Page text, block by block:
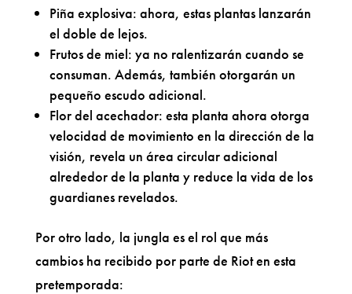
Piña explosiva: ahora, estas plantas lanzarán
el doble de lejos.
Frutos de miel: ya no ralentizarán cuando se
consuman. Además, también otorgarán un
pequeño escudo adicional.
Flor del acechador: esta planta ahora otorga
velocidad de movimiento en la dirección de la
visión, revela un área circular adicional
alrededor de la planta y reduce la vida de los
guardianes revelados.
Por otro lado, la jungla es el rol que más
cambios ha recibido por parte de Riot en esta
pretemporada: